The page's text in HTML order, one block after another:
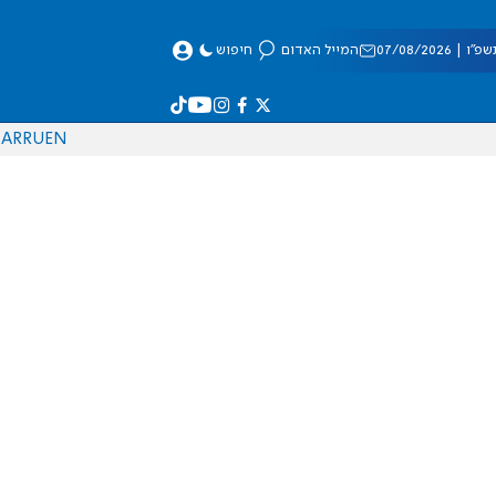
08/2026 המייל האדום חיפוש
EN
RU
AR